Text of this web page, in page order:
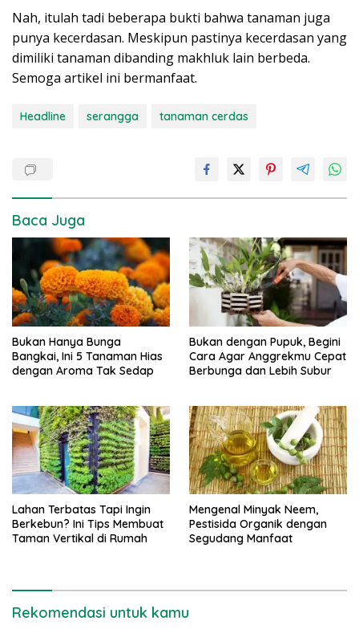
Nah, itulah tadi beberapa bukti bahwa tanaman juga
punya kecerdasan. Meskipun pastinya kecerdasan yang
dimiliki tanaman dibanding makhluk lain berbeda.
Semoga artikel ini bermanfaat.
Headline serangga tanaman cerdas
Baca Juga
Bukan Hanya Bunga
Bangkai, Ini 5 Tanaman Hias
dengan Aroma Tak Sedap
Bukan dengan Pupuk, Begini
Cara Agar Anggrekmu Cepat
Berbunga dan Lebih Subur
Lahan Terbatas Tapi Ingin
Berkebun? Ini Tips Membuat
Taman Vertikal di Rumah
Mengenal Minyak Neem,
Pestisida Organik dengan
Segudang Manfaat
Rekomendasi untuk kamu